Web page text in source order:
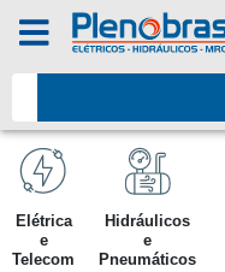
Elétrica
e
Telecom
Hidráulicos
e
Pneumáticos